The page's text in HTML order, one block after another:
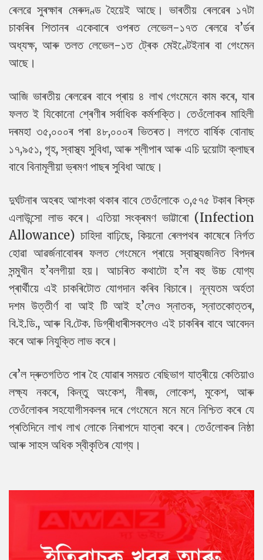
ৰেলৱে সুৰক্ষাৰ মেৰুদণ্ড হৈয়েই আছে। ভাৰতীয় ৰেলৱেৰ ১৭টা
চাকৰিৰ শিতানৰ একেবাৰে ওপৰত লেভেল-১৭ত ৰেলৱে ব’ৰ্ডৰ
অধ্যক্ষ, আৰু তলত লেভেল-১ত ট্ৰেক মেইণ্টেইনাৰ বা গেংমেন
আছে।
আজি ভাৰতীয় ৰেলৱেৰ বাবে প্ৰায় ৪ লাখ গেংমেনে কাম কৰে, যাৰ
ফলত ই যিকোনো শ্ৰেণীৰ সৰ্বাধিক কৰ্মশক্তি। তেওঁলোকৰ মাহিলী
দৰমহা ৩৫,০০০ৰ পৰা ৪৮,০০০ৰ ভিতৰত। লগতে বাৰ্ষিক বোনাছ
১৭,৯৫১, গৃহ, স্বাস্থ্য সুবিধা, আৰু শ্লীপাৰ আৰু এচি দুয়োটা ক্লাছৰ
বাবে বিনামূলীয়া ভ্ৰমণ পাছৰ সুবিধা আছে।
দুৰ্ঘটনাৰ অহৰহ আশংকা থকাৰ বাবে তেওঁলোকে ৩,৫৭৫ টকাৰ ৰিস্ক
এলাউন্সো লাভ কৰে। এতিয়া সংক্ৰমণ ভাট্টাৰো (Infection
Allowance) চাহিদা বাঢ়িছে, কিয়নো ৰেলপথৰ কাষেৰে নিৰ্গত
হোৱা আৱৰ্জনাবোৰৰ ফলত গেংমেনে প্ৰায়ে স্বাস্থ্যজনিত বিপদৰ
সন্মুখীন হ’বলগীয়া হয়। আচৰিত কথাটো হ’ল বহু উচ্চ যোগ্য
প্ৰাৰ্থীয়ে এই চাকৰিটোত যোগদান কৰিব বিচাৰে। নূন্যতম অৰ্হতা
দশম উত্তীৰ্ণ বা আই টি আই হ’লেও স্নাতক, স্নাতকোত্তৰ,
বি.ই.ডি., আৰু বি.টেক. ডিগ্ৰীধাৰীসকলেও এই চাকৰিৰ বাবে আবেদন
কৰে আৰু নিযুক্তি লাভ কৰে।
ৰে’ল দ্ৰুতগতিত পাৰ হৈ যোৱাৰ সময়ত বেছিভাগ যাত্ৰীয়ে কেতিয়াও
লক্ষ্য নকৰে, কিন্তু অংকেশ, নীৰজ, লোকেশ, মুকেশ, আৰু
তেওঁলোকৰ সহযোগীসকলৰ দৰে গেংমেনে মনে মনে নিশ্চিত কৰে যে
প্ৰতিদিনে লাখ লাখ লোকে নিৰাপদে যাত্ৰা কৰে। তেওঁলোকৰ নিষ্ঠা
আৰু সাহস অধিক স্বীকৃতিৰ যোগ্য।